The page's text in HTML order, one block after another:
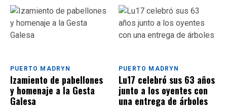
PUERTO MADRYN
Izamiento de pabellones
y homenaje a la Gesta
Galesa
PUERTO MADRYN
Lu17 celebró sus 63 años
junto a los oyentes con
una entrega de árboles